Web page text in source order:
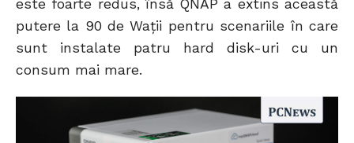
este foarte redus, însă QNAP a extins această
putere la 90 de Wații pentru scenariile în care
sunt instalate patru hard disk-uri cu un
consum mai mare.